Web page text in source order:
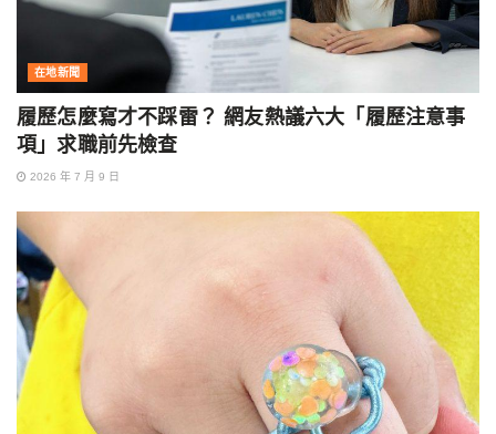
在地新聞
履歷怎麼寫才不踩雷？ 網友熱議六大「履歷注意事
項」求職前先檢查
2026 年 7 月 9 日